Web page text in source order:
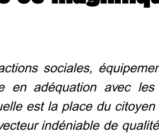
sociales,
en adéquation avec les
est la place du citoyen
indéniable de